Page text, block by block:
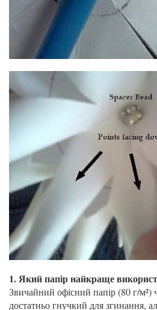
1. Який папір найкраще
Звичайний офісний папір (80 г/м²)
достатньо гнучкий для згинання,